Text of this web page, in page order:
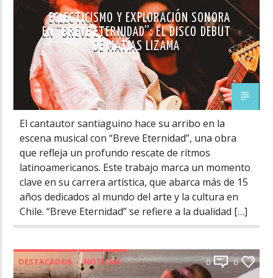
ECLECTICISMO Y EXPLORACIÓN SONORA
EN “BREVE ETERNIDAD”: EL DISCO DEBUT
DE MATÍAS LIZAMA
El cantautor santiaguino hace su arribo en la
escena musical con “Breve Eternidad”, una obra
que refleja un profundo rescate de ritmos
latinoamericanos. Este trabajo marca un momento
clave en su carrera artística, que abarca más de 15
años dedicados al mundo del arte y la cultura en
Chile. “Breve Eternidad” se refiere a la dualidad […]
DESTACADOS NOTICIAS 0 0